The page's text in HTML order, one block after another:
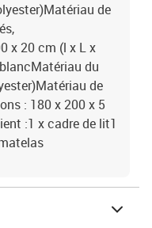
de
x 20 cm (l x L x
du
de
: 180 x 200 x 5
:1 x cadre de lit1